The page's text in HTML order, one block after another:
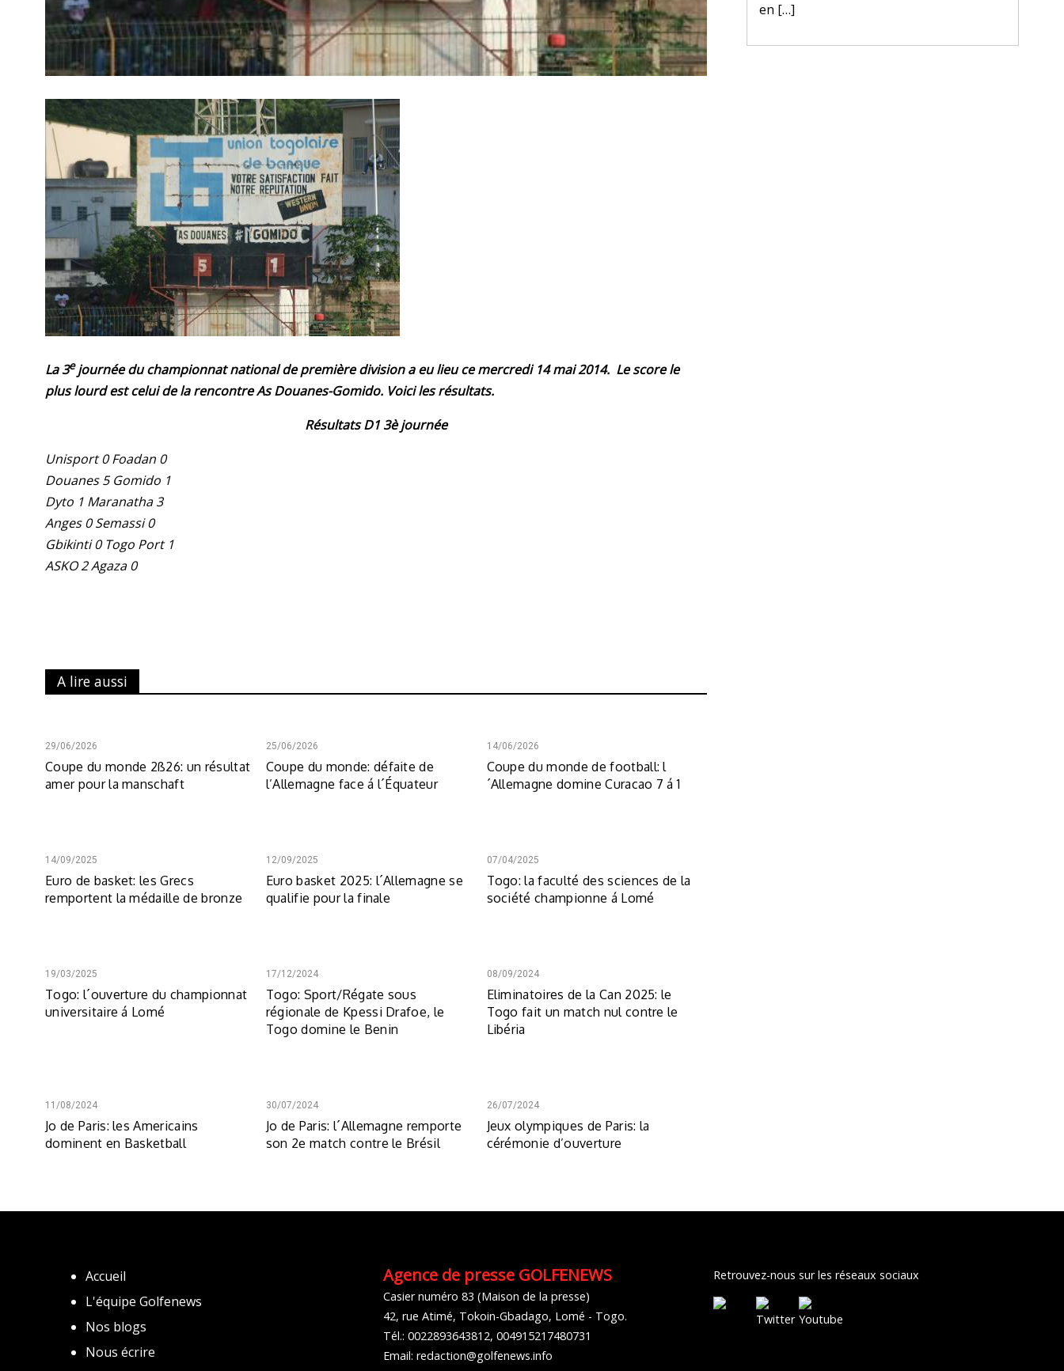
La 3ejournée du championnat national de première division a eu lieu ce mercredi 14 mai 2014. Le score le
plus lourd est celui de la rencontre As Douanes-Gomido. Voici les résultats.
Résultats D1 3è journée
Unisport 0 Foadan 0
Douanes 5 Gomido 1
Dyto 1 Maranatha 3
Anges 0 Semassi 0
Gbikinti 0 Togo Port 1
ASKO 2 Agaza 0
A lire aussi
29/06/2026
Coupe du monde 2ß26: un résultat
amer pour la manschaft
25/06/2026
Coupe du monde: défaite de
l’Allemagne face á l´Équateur
14/06/2026
Coupe du monde de football: l
´Allemagne domine Curacao 7 á 1
14/09/2025
Euro de basket: les Grecs
remportent la médaille de bronze
12/09/2025
Euro basket 2025: l´Allemagne se
qualifie pour la finale
07/04/2025
Togo: la faculté des sciences de la
société championne á Lomé
19/03/2025
Togo: l´ouverture du championnat
universitaire á Lomé
17/12/2024
Togo: Sport/Régate sous
régionale de Kpessi Drafoe, le
Togo domine le Benin
08/09/2024
Eliminatoires de la Can 2025: le
Togo fait un match nul contre le
Libéria
11/08/2024
Jo de Paris: les Americains
dominent en Basketball
30/07/2024
Jo de Paris: l´Allemagne remporte
son 2e match contre le Brésil
26/07/2024
Jeux olympiques de Paris: la
cérémonie d’ouverture
en […]
Accueil
L'équipe Golfenews
Nos blogs
Nous écrire
Agence de presse GOLFENEWS
Casier numéro 83 (Maison de la presse)
42, rue Atimé, Tokoin-Gbadago, Lomé - Togo.
Tél.: 0022893643812, 004915217480731
Email: redaction@golfenews.info
Retrouvez-nous sur les réseaux sociaux